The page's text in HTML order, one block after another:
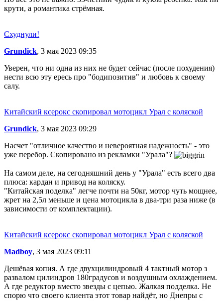
крути, а романтика стрёмная.
Схуднули!
Grundick, 3 мая 2023 09:35
Уверен, что ни одна из них не будет сейчас (после похудения)
нести всю эту ересь про "бодипозитив" и любовь к своему
салу.
Китайский ксерокс скопировал мотоцикл Урал с коляской
Grundick, 3 мая 2023 09:29
Насчет "отличное качество и невероятная надежность" - это
уже перебор. Скопировано из рекламки "Урала"?
На самом деле, на сегодняшний день у "Урала" есть всего два
плюса: кардан и привод на коляску.
"Китайская поделка" легче почти на 50кг, мотор чуть мощнее,
жрет на 2,5л меньше и цена мотоцикла в два-три раза ниже (в
зависимости от комплектации).
Китайский ксерокс скопировал мотоцикл Урал с коляской
Madboy, 3 мая 2023 09:11
Дешёвая копия. А где двухцилиндровый 4 тактный мотор з
развалом цилиндров 180градусов и воздушным охлаждением.
А где редуктор вместо звезды с цепью. Жалкая подделка. Не
спорю что своего клиента этот товар найдёт, но Днепры с